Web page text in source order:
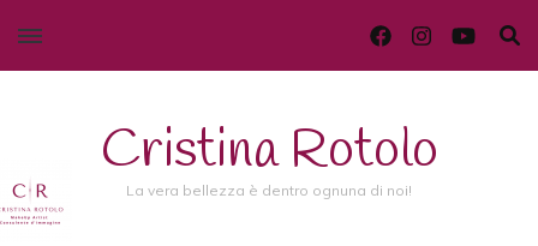
Cristina Rotolo
La vera bellezza è dentro ognuna di noi!